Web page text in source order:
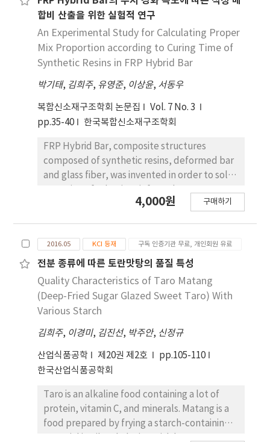
였다. 800, 1000, 1200 V 세 가지 조건 모두 배양 시작
후 1시간까지는 광펄스 저항성이 일시적으로 증가하
다가 이후에는 점차 저항성이 감소함을 확인하였다. 6
시간까지 배양시킨 포자의 발아, 성장 단계 파악을 위
하여 600 nm에서 optical density를 측정하였으며
그 결과, 80분까지는 발아가 일어나며 그 기간 중 1시
계에서 가장 주요한 내부 물질의 변화는 바로 포자 내
의 디피콜린산의 유출로 디피콜린산은 자외선의 민감
도를 부여하는 물질로 알려져 있다. 본 연구에서도 포
자 안에 축적되어 있던 디피콜린산이 유출되면서 광
펄스에 대한 저항성이 발아 초기에 약간 증가한 것으
로 판단된다. 따라서 본 연구를 통해 포자의 발아, 성
장 단계와 광펄스 민감도의 변화 간의 관계를 파악하
여 광펄스 살균 기술의 포자 저감화 가능성을 확인하
were the most similar to those of the control
when BP was used. The L and b values
increased when BP was used, and decreased
when YE was used. The swelling ratio was the
highest at 257.3±2.7% in comparison with the
control when 0.9% YE was used. The
leavening ratio was similar regardless of the
type and content of leavening agents.
Hardness was 1,179.16±184.45 kg at 0.3% BP,
generally decreasing as leavening agent
content increased. The resilience was
0.19±0.01% at 1.2% BP and lowest in the
control, but its difference by leavening
agents was not significant. The taste and
합비 산출을 위한 실험적 연구
An Experimental Study for Calculating Proper
Mix Proportion according to Curing Time of
Synthetic Resins in FRP Hybrid Bar
박기태, 김희주, 유영준, 이상윤, 서동우
복합신소재구조학회 논문집
Vol. 7 No. 3
pp.35-40
한국복합신소재구조학회
FRP Hybrid Bar, composite structures
composed of synthetic resins, deformed bar
and glass fiber, was invented in order to solve
structures. In order to bond deformed bar
resins greatly affect productivity. If curing
time of synthetic resins is short, cost of
facilities is reduced and productivity is
increased. Also, If this curing time is shorter or
omitted, FRP Hybrid Bar can be
production and substantial economic effect.
Therefore, in this paper, optimum mix
proportion is observed in order to increase
economic efficiency of FRP Hybrid Bar and
reduce curing time of synthetic resins. Total 9
variables are set, adjusting ratio of hardener
ratio, and 3 resin moulds on each variables
are fabricated. Optimum mix proportion is
4,000원 구매하기
2016.05 KCI 등재 구독 인증기관 무료, 개인회원 유료
전분 종류에 따른 토란맛탕의 품질 특성
Quality Characteristics of Taro Matang
(Deep-Fried Sugar Glazed Sweet Taro) With
Various Starch
김희주, 이경미, 김진선, 박주안, 신정규
산업식품공학 제20권 제2호
pp.105-110
한국산업식품공학회
Taro is an alkaline food containing a lot of
protein, vitamin C, and minerals. Matang is a
food prepared by frying a starch-containing